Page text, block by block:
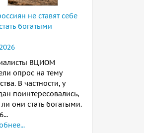
не ставят себе
богатыми
ВЦИОМ
опрос на тему
В частности, у
поинтересовались,
ли они стать богатыми.